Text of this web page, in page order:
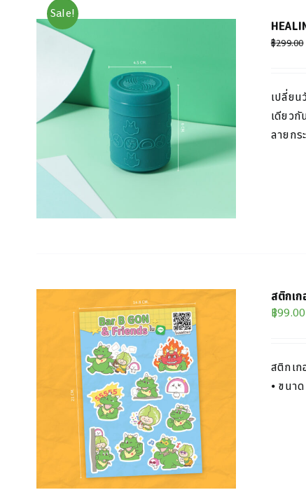
Sale!
฿299.00
เปลี่ย
เดียว
ลายกร
สติกเ
฿99.00
สติกเก
⦁ ขนา